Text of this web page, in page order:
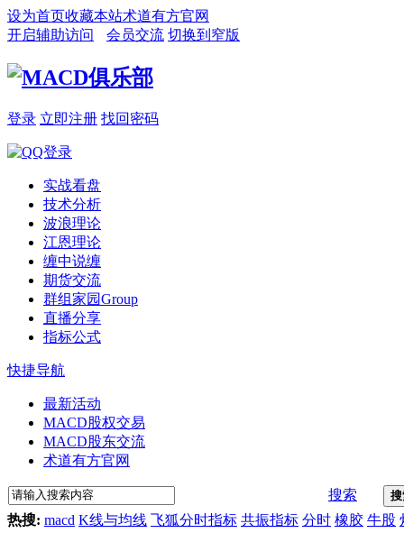
设为首页收藏本站术道有方官网
开启辅助访问
会员交流 切换到窄版
登录 立即注册 找回密码
实战看盘
技术分析
波浪理论
江恩理论
缠中说缠
期货交流
群组家园Group
直播分享
指标公式
快捷导航
最新活动
MACD股权交易
MACD股东交流
术道有方官网
搜索
热搜: macd K线与均线 飞狐分时指标 共振指标 分时 橡胶 牛股